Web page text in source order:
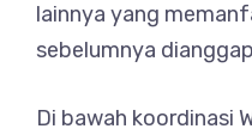
lainnya yang
sebelumnya
Di bawah koordinasi